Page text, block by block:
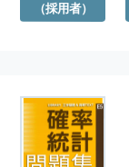
（採用者）